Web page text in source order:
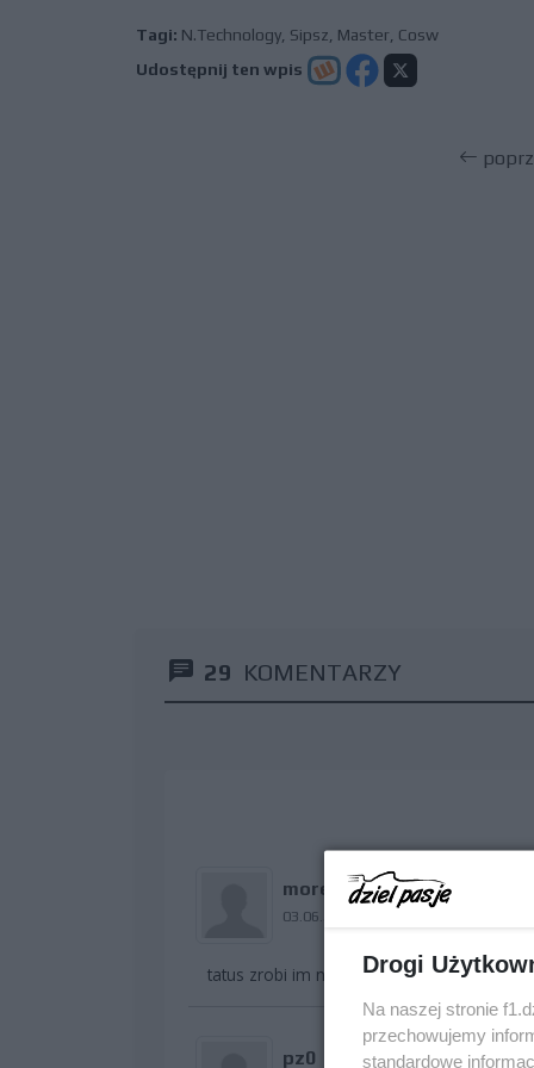
Tagi: N.Technology Sipsz Master Cosw
Udostępnij ten wpis
29 KOMENTARZY
morek153
03.06.2009 22:03
tatus zrobi im nadwozie
pz0
Drogi
Na naszej stronie
przechowujemy
standardowe